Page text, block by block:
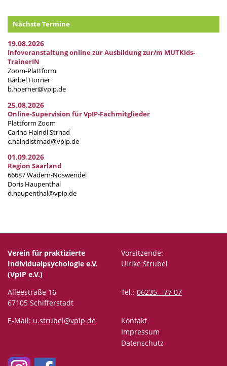
Nächste Termine
19.08.2026
Infoveranstaltung online zur Ausbildung zur/m MUTKids-
TrainerIN
Zoom-Plattform
Bärbel Hörner
b.hoerner@vpip.de
25.08.2026
Online-Supervision für VpIP-Fachmitglieder
Plattform Zoom
Carina Haindl Strnad
c.haindlstrnad@vpip.de
01.09.2026
Region Saarland
66687 Wadern-Noswendel
Doris Haupenthal
d.haupenthal@vpip.de
Verein für praktizierte
Individualpsychologie e.V.
(VpIP e.V.)
Vorsitzende:
Ulrike Strubel
Alleestraße 16
67105 Schifferstadt
Tel.: 06235 - 77 07
E-Mail: u.strubel@vpip.de
Kontakt
Impressum
Datenschutz